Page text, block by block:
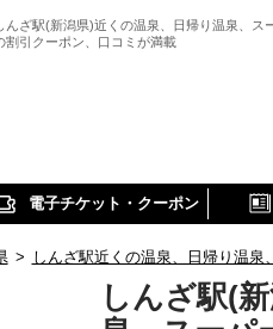
んざ駅(新潟県)近くの温泉、日帰り温泉、ス
割引クーポン、口コミが満載
電子チケット・クーポン
> しんざ駅近くの温泉、日帰り温泉
しんざ駅(